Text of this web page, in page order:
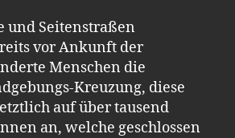
und Seitenstraßen
vor Ankunft der
Menschen die
Kreuzung, diese
auf über tausend
an, welche geschlossen